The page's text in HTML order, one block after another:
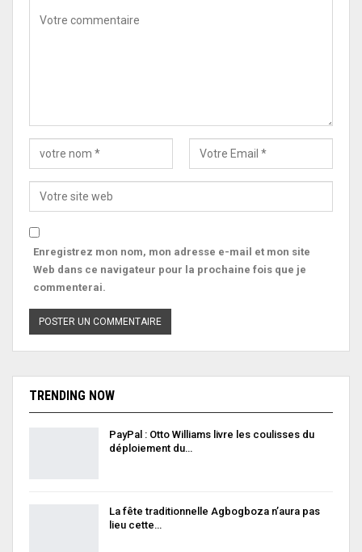
Enregistrez mon nom, mon adresse e-mail et mon site
Web dans ce navigateur pour la prochaine fois que je
commenterai.
TRENDING NOW
PayPal : Otto Williams livre les coulisses du
déploiement du…
La fête traditionnelle Agbogboza n’aura pas
lieu cette…